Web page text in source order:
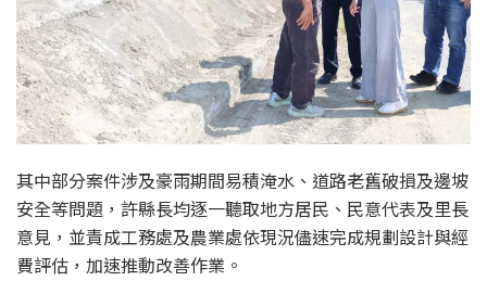
其中部分案件涉及豪雨期間易積淹水、道路老舊破損及邊坡
安全等問題，許縣長均逐一聽取地方居民、民意代表及里長
意見，並責成工務處及農業處依現況儘速完成規劃設計與經
費評估，加速推動改善作業。